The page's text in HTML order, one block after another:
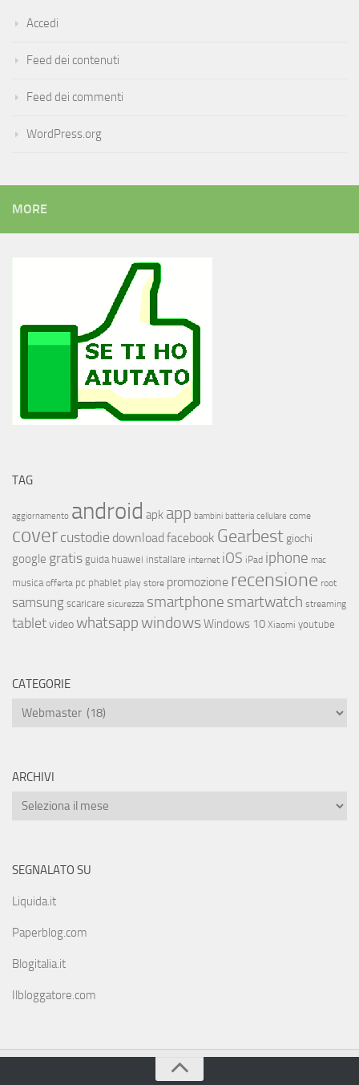
Accedi
Feed dei contenuti
Feed dei commenti
WordPress.org
MORE
TAG
aggiornamento android apk app bambini batteria cellulare come
covercustodie download facebook Gearbest giochi
google gratis guida huawei installare internet iOS iPad iphone mac
musica offerta pc phablet play store promozione recensione root
samsungscaricare sicurezza smartphone smartwatch streaming
tabletvideowhatsappwindowsWindows 10 Xiaomi youtube
CATEGORIE
ARCHIVI
SEGNALATO SU
Liquida.it
Paperblog.com
Blogitalia.it
Ilbloggatore.com